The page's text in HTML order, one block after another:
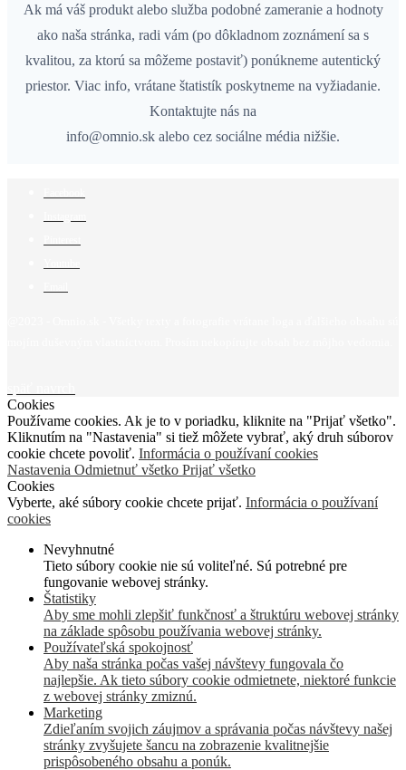
Ak má váš produkt alebo služba podobné zameranie a hodnoty
ako naša stránka, radi vám (po dôkladnom zoznámení sa s
kvalitou, za ktorú sa môžeme postaviť) ponúkneme autentický
priestor. Viac info, vrátane štatistík poskytneme na vyžiadanie.
Kontaktujte nás na
info@omnio.sk alebo cez sociálne média nižšie.
Cookies
Používame cookies. Ak je to v poriadku, kliknite na "Prijať všetko".
Kliknutím na "Nastavenia" si tiež môžete vybrať, aký druh súborov
cookie chcete povoliť. Informácia o používaní cookies
Nastavenia Odmietnuť všetko Prijať všetko
Cookies
Vyberte, aké súbory cookie chcete prijať. Informácia o používaní
cookies
Nevyhnutné
Tieto súbory cookie nie sú voliteľné. Sú potrebné pre
fungovanie webovej stránky.
Štatistiky
Aby sme mohli zlepšiť funkčnosť a štruktúru webovej stránky
na základe spôsobu používania webovej stránky.
Používateľská spokojnosť
Aby naša stránka počas vašej návštevy fungovala čo
najlepšie. Ak tieto súbory cookie odmietnete, niektoré funkcie
z webovej stránky zmiznú.
Marketing
Zdieľaním svojich záujmov a správania počas návštevy našej
stránky zvyšujete šancu na zobrazenie kvalitnejšie
prispôsobeného obsahu a ponúk.